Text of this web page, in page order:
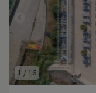
1 / 16